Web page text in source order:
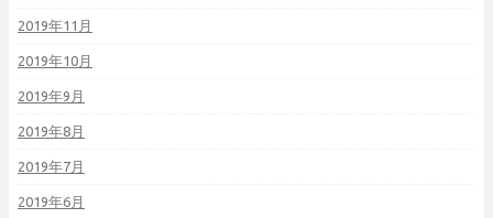
2019年11月
2019年10月
2019年9月
2019年8月
2019年7月
2019年6月